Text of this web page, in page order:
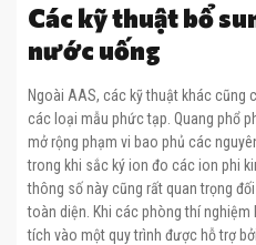
Các kỹ thuật bổ
nước uống
Ngoài AAS, các kỹ thuật khác cũng
các loại mẫu phức tạp. Quang phổ
mở rộng phạm vi bao phủ các
trong khi sắc ký ion đo các ion phi
thông số này cũng rất quan trọng
toàn diện. Khi các phòng thí
tích vào một quy trình được hỗ trợ